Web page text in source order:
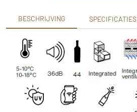
BESCHRIJVING SPECIFICATIES